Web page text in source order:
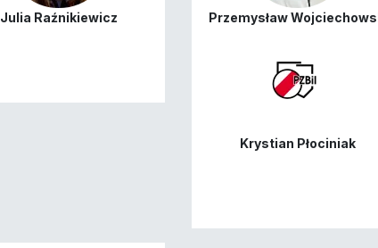
Julia Raźnikiewicz Przemysław
Krystian Płociniak